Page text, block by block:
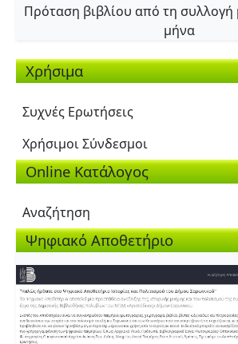
Πρόταση βιβλίου από τη συλλογή
μήνα
Χρήσιμα
Συχνές Ερωτήσεις
Χρήσιμοι Σύνδεσμοι
Online Κατάλογος
Αναζήτηση
Ψηφιακό Αποθετήριο